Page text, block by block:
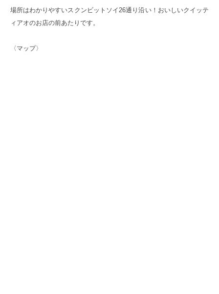
場所はわかりやすいスクンビットソイ26通り沿い！おいしいクイッテ
ィアオのお店の前あたりです。
〈マップ〉